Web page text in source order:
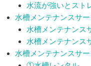
水流が強いとスト
水槽メンテナンスサー
水槽メンテナンス
水槽メンテナンス
水槽メンテナンスサ